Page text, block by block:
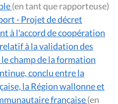
(en tant que rapporteuse)
- Projet de décret
à l'accord de coopération
à la validation des
champ de la formation
conclu entre la
la Région wallonne et
française(en